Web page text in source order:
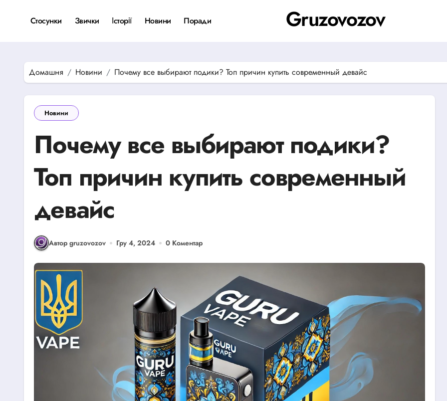
Стосунки Звички Історії Новини Поради Gruzovozov
Домашня Новини Почему все выбирают подики? Топ причин купить современный девайс
Новини
Почему все выбирают подики?
Топ причин купить современный
девайс
Автор gruzovozov Гру 4, 2024 0 Коментар